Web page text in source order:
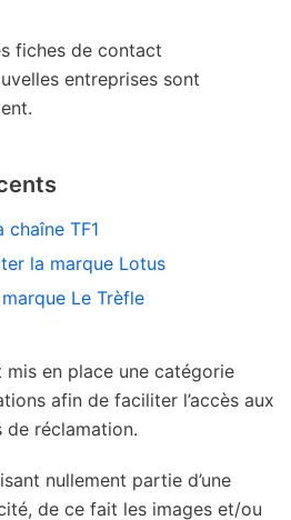
fiches de contact
entreprises sont
TF1
la marque Lotus
Le Trèfle
mis en place une catégorie
afin de faciliter l’accès aux
réclamation.
nullement partie d’une
de ce fait les images et/ou